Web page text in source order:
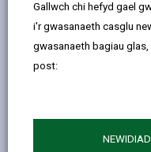
Gallwch chi hefyd gael
i'r gwasanaeth casglu
gwasanaeth bagiau
post:
gwaith a